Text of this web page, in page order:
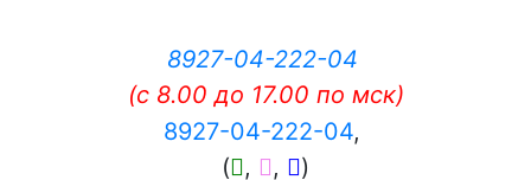
8927-04-222-04
(c 8.00 до 17.00 по мск)
8927-04-222-04,
(
, , )